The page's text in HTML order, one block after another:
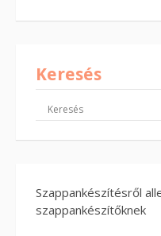
Keresés
Szappankészítésről
szappankészítőknek